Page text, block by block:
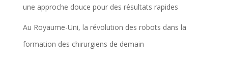
une approche douce pour des résultats rapides
Au Royaume-Uni, la révolution des robots dans la
formation des chirurgiens de demain